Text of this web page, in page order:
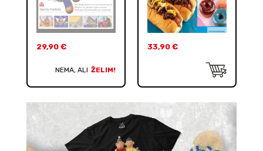
29,90 €
NEMA, ALI ŽELIM!
33,90 €